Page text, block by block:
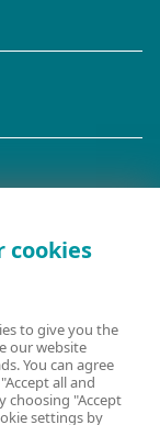
- 18:30)
cookies
to give you the
our website
You can agree
all and
choosing "Accept
settings by